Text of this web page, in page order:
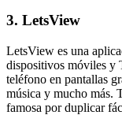
3. LetsView
LetsView es una
dispositivos móviles y
teléfono en pantallas
música y mucho más.
famosa por duplicar